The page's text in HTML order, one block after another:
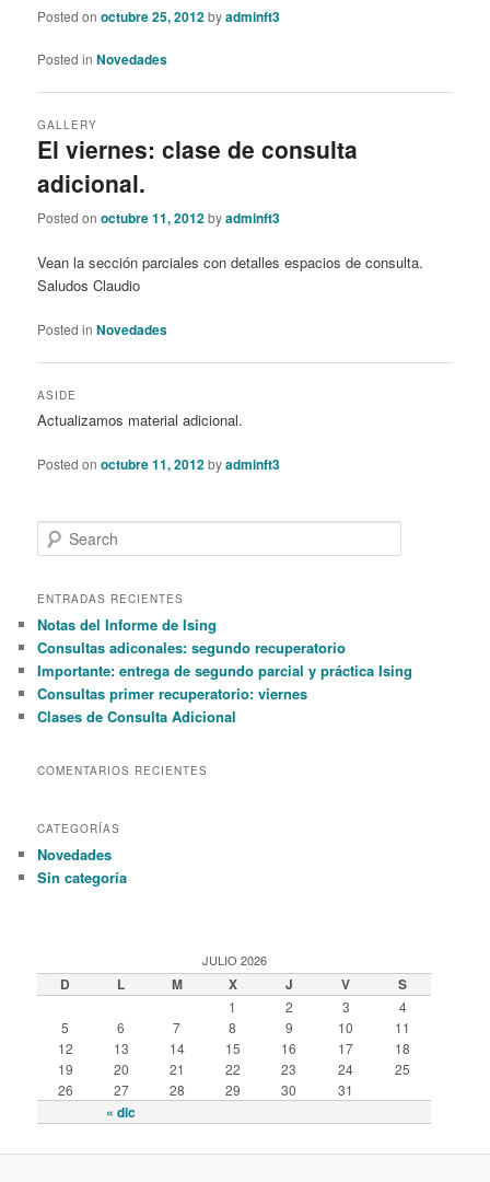
Posted onoctubre 25, 2012byadminft3
Posted in Novedades
El viernes: clase de consulta
adicional.
GALLERY
Posted onoctubre 11, 2012byadminft3
Vean la sección parciales con detalles espacios de consulta.
Saludos Claudio
Posted in Novedades
ASIDE
Actualizamos material adicional.
Posted onoctubre 11, 2012byadminft3
e
r
h
ENTRADAS RECIENTES
Notas del Informe de Ising
Consultas adiconales: segundo recuperatorio
Importante: entrega de segundo parcial y práctica Ising
Consultas primer recuperatorio: viernes
Clases de Consulta Adicional
COMENTARIOS RECIENTES
CATEGORÍAS
Novedades
Sin categoría
JULIO 2026
D L M X J V S
« dic
1 2 3
4
5
6 7 8 9 10
11
12
13 14 15 16 17
18
19
20 21 22 23 24
25
26
27 28 29 30 31